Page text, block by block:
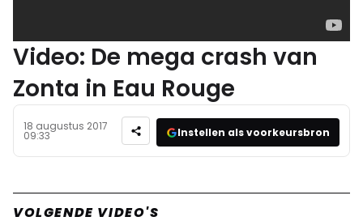
Video: De mega crash van
Zonta in Eau Rouge
18 augustus 2017
09:33 Instellen als voorkeursbron
VOLGENDE VIDEO'S